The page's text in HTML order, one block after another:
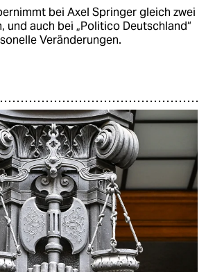
bei Axel Springer gleich zwei
und auch bei „Politico Deutschland“
Veränderungen.